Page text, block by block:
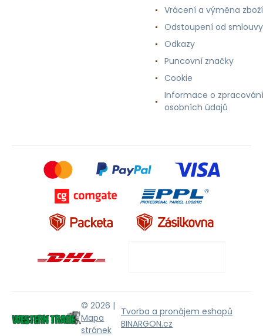
Vrácení a výměna zboží
Odstoupení od smlouvy
Odkazy
Puncovní značky
Cookie
Informace o zpracování
osobních údajů
© 2026 |
Mapa
stránek
Tvorba a pronájem eshopů
BINARGON.cz